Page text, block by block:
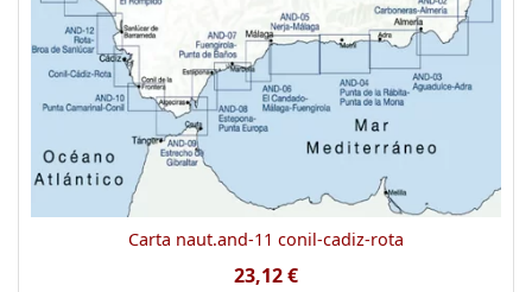
Carta naut.and-11 conil-cadiz-rota
23,12 €